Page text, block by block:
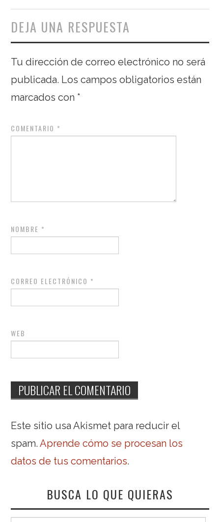
DEJA UNA RESPUESTA
Tu dirección de correo electrónico no será
publicada. Los campos obligatorios están
marcados con *
COMENTARIO *
NOMBRE *
CORREO ELECTRÓNICO *
WEB
Este sitio usa Akismet para reducir el
spam.Aprende cómo se procesan los
datos de tus comentarios.
BUSCA LO QUE QUIERAS